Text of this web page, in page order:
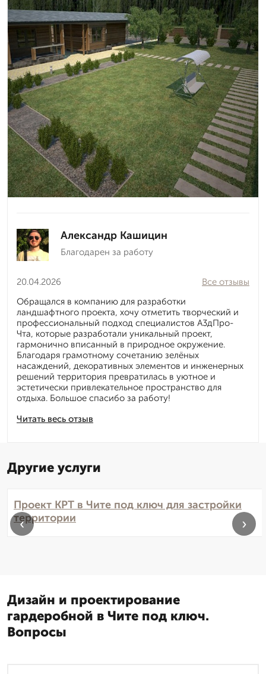
Александр Кашицин
Благодарен за работу
20.04.2026
Читать весь отзыв
Все отзывы
Обращался в компанию для разработки
ландшафтного проекта, хочу отметить творческий и
профессиональный подход специалистов А3дПро-
Чта, которые разработали уникальный проект,
гармонично вписанный в природное окружение.
Благодаря грамотному сочетанию зелёных
насаждений, декоративных элементов и инженерных
решений территория превратилась в уютное и
эстетически привлекательное пространство для
отдыха. Большое спасибо за работу!
Другие услуги
Проект КРТ в Чите под ключ для застройки
территории
‹ ›
Дизайн и проектирование
гардеробной в Чите под ключ.
Вопросы